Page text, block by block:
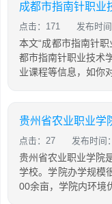
成都市指南针职业
点击：171 发布时
本文“成都市指南针
都市指南针职业技术
业课程等信息，如你
贵州省农业职业学
点击：27 发布时间
贵州省农业职业学院
学校。学院办学规模
00余亩，学院内环境